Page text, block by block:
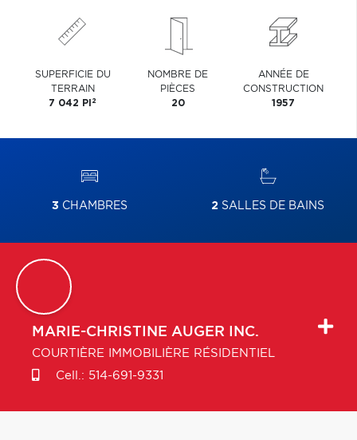
SUPERFICIE DU
TERRAIN
7 042 PI 2
NOMBRE DE
PIÈCES
20
ANNÉE DE
CONSTRUCTION
1957
3 CHAMBRES 2 SALLES DE BAINS
MARIE-CHRISTINE AUGER INC.
COURTIÈRE IMMOBILIÈRE RÉSIDENTIEL
Cell.: 514-691-9331